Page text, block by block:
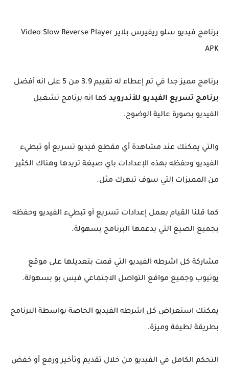
برنامج فيديو سلو ريفيرس بلاير Video Slow Reverse Player
APK
برنامج مميز جدا في تم إعطاء له تقييم 3.9 من 5 على انه أفضل
برنامج تسريع الفيديو للأندرويد كما انه برنامج تشغيل
الفيديو بصورة عالية الوضوح.
والتي يمكنك عند مشاهدة أي مقطع فيديو تسريع أو تبطيء
الفيديو وحفظه بهذه الإعدادات باي صيغة تريدها وهناك الكثير
من المميزات التي سوف تبهرك مثل.
كما قلنا القيام بعمل إعدادات تسريع أو تبطيء الفيديو وحفظه
بجميع الصيغ التي يدعمها البرنامج بسهولة.
مشاركة كل اشرطه الفيديو التي قمت بتعديلها على موقع
يوتيوب وجميع مواقع التواصل الاجتماعي فيس بو بسهولة.
يمكنك استعراض كل اشرطه الفيديو الخاصة بواسطة البرنامج
بطريقة لطيفة وميزة.
التحكم الكامل في الفيديو من خلال تقديم وتأخير ورفع أو خفض